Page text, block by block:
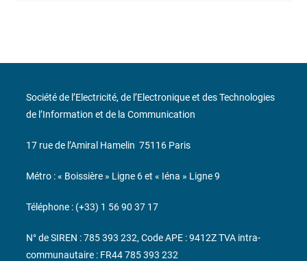
Société de l’Electricité, de l’Electronique et des Technologies
de l’Information et de la Communication
17 rue de l’Amiral Hamelin 75116 Paris
Métro : « Boissière » Ligne 6 et « Iéna » Ligne 9
Téléphone : (+33) 1 56 90 37 17
N° de SIREN : 785 393 232, Code APE : 9412Z TVA intra-
communautaire : FR44 785 393 232